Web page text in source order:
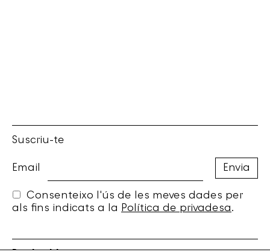
Suscriu-te
Email
Consenteixo l'ús de les meves dades per
als fins indicats a la Política de privadesa.